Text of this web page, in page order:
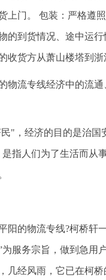
上门。 包装：严格遵
的到货情况、途中运
收货方从萧山楼塔到
物流专线经济中的流
"，经济的目的是治
指人们为了生活而从
阳的物流专线?柯桥轩
服务宗旨，做到急用
几经风雨，它已在柯